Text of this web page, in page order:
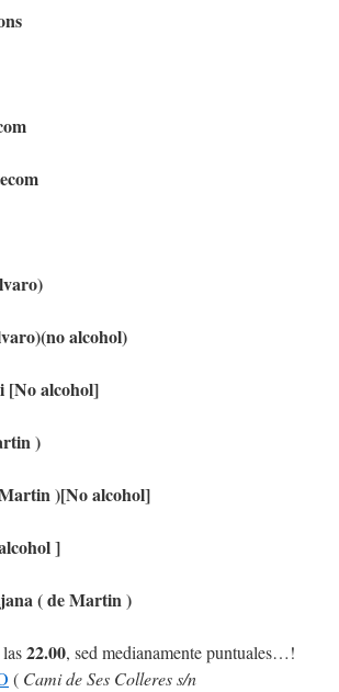
alcohol)
[No alcohol]
)
)[No alcohol]
]
( de Martin )
22.00, sed medianamente puntuales…!
( Cami de Ses Colleres s/n